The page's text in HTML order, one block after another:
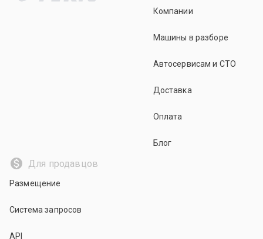
Компании
Машины в разборе
Автосервисам и СТО
Доставка
Оплата
Блог
Для продавцов
Размещение
Система запросов
API